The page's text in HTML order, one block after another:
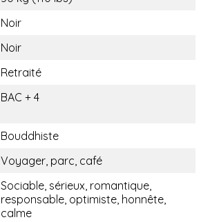
Noir
Noir
Retraité
BAC + 4
Bouddhiste
Voyager, parc, café
Sociable, sérieux, romantique,
responsable, optimiste, honnête,
calme